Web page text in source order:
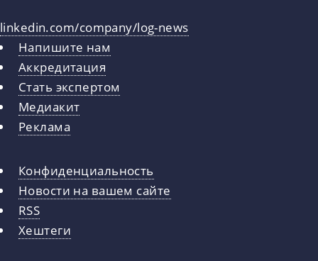
linkedin.com/company/log-news
Напишите нам
Аккредитация
Стать экспертом
Медиакит
Реклама
Конфиденциальность
Новости на вашем сайте
RSS
Хештеги